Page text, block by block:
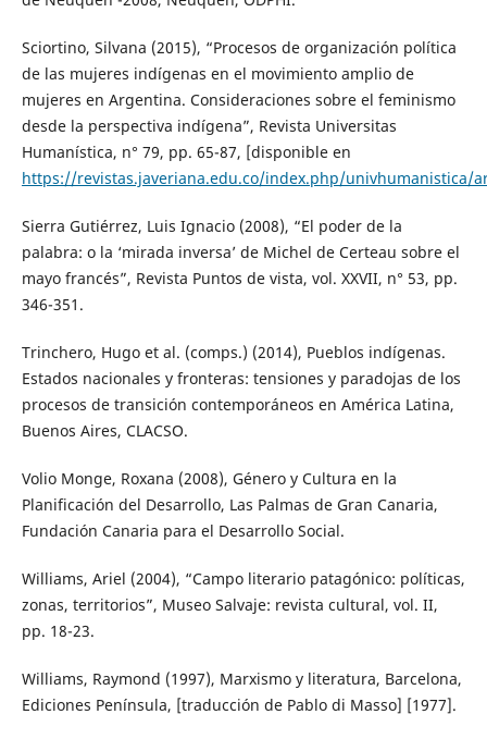
Sciortino, Silvana (2015), “Procesos de organización política
de las mujeres indígenas en el movimiento amplio de
mujeres en Argentina. Consideraciones sobre el feminismo
desde la perspectiva indígena”, Revista Universitas
Humanística, n° 79, pp. 65-87, [disponible en
https://revistas.javeriana.edu.co/index.php/univhumanistica/
Sierra Gutiérrez, Luis Ignacio (2008), “El poder de la
palabra: o la ‘mirada inversa’ de Michel de Certeau sobre el
mayo francés”, Revista Puntos de vista, vol. XXVII, n° 53, pp.
346-351.
Trinchero, Hugo et al. (comps.) (2014), Pueblos indígenas.
Estados nacionales y fronteras: tensiones y paradojas de los
procesos de transición contemporáneos en América Latina,
Buenos Aires, CLACSO.
Volio Monge, Roxana (2008), Género y Cultura en la
Planificación del Desarrollo, Las Palmas de Gran Canaria,
Fundación Canaria para el Desarrollo Social.
Williams, Ariel (2004), “Campo literario patagónico: políticas,
zonas, territorios”, Museo Salvaje: revista cultural, vol. II,
pp. 18-23.
Williams, Raymond (1997), Marxismo y literatura, Barcelona,
Ediciones Península, [traducción de Pablo di Masso] [1977].